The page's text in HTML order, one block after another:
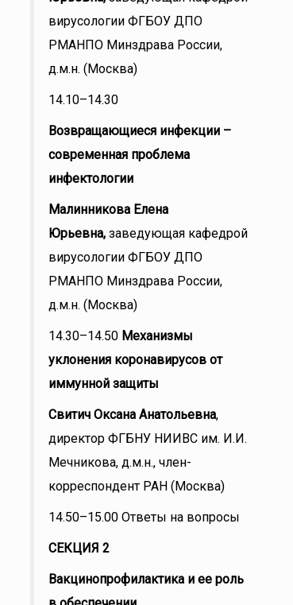
вирусологии ФГБОУ ДПО
РМАНПО Минздрава России,
д.м.н. (Москва)
14.10–14.30
Возвращающиеся инфекции –
современная проблема
инфектологии
Малинникова Елена
Юрьевна, заведующая кафедрой
вирусологии ФГБОУ ДПО
РМАНПО Минздрава России,
д.м.н. (Москва)
14.30–14.50 Механизмы
уклонения коронавирусов от
иммунной защиты
Свитич Оксана Анатольевна,
директор ФГБНУ НИИВС им. И.И.
Мечникова, д.м.н., член-
корреспондент РАН (Москва)
14.50–15.00 Ответы на вопросы
СЕКЦИЯ 2
Вакцинопрофилактика и ее роль